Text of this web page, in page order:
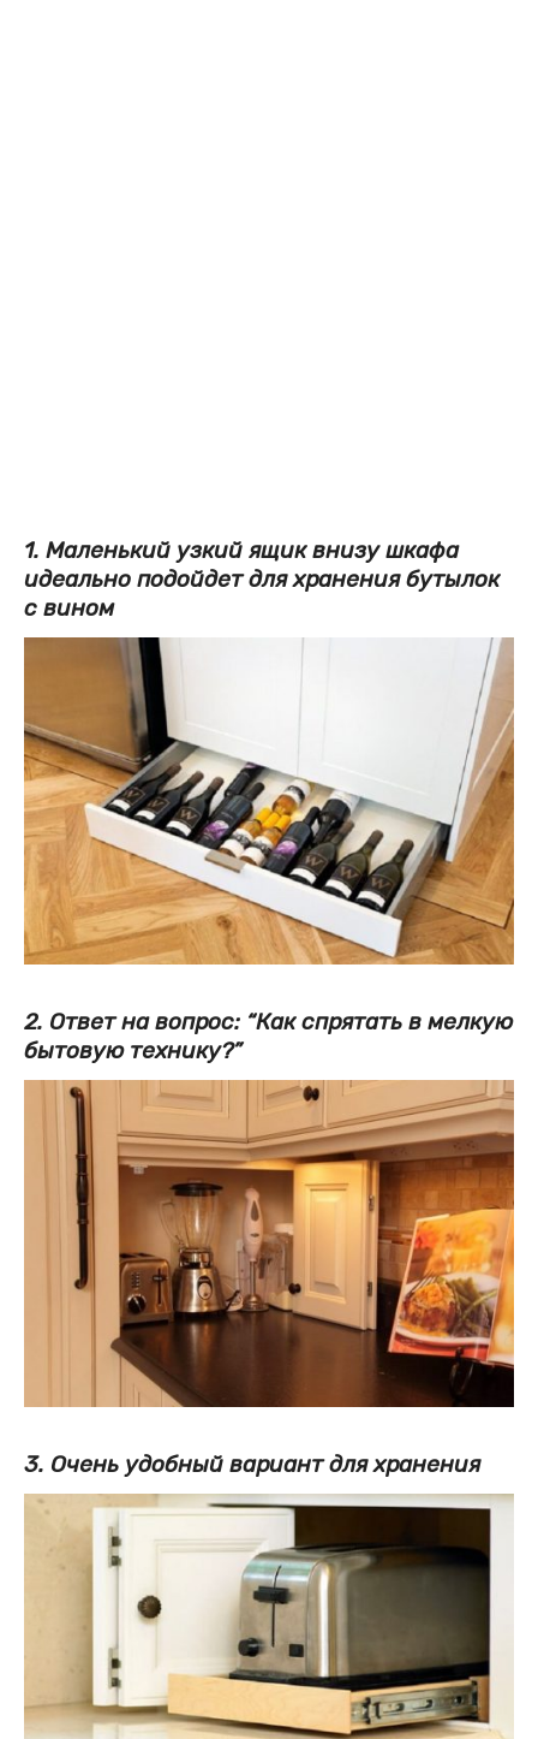
1. Маленький узкий ящик внизу шкафа
идеально подойдет для хранения бутылок
с вином
2. Ответ на вопрос: “Как спрятать в мелкую
бытовую технику?”
3. Очень удобный вариант для хранения